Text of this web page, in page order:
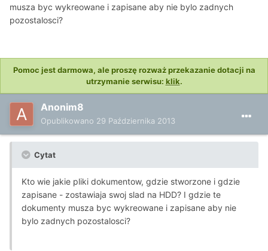
musza byc wykreowane i zapisane aby nie bylo zadnych
pozostalosci?
Pomoc jest darmowa, ale proszę rozważ przekazanie dotacji na
utrzymanie serwisu: klik.
Anonim8
Opublikowano 29 Października 2013
Cytat
Kto wie jakie pliki dokumentow, gdzie stworzone i gdzie
zapisane - zostawiaja swoj slad na HDD? I gdzie te
dokumenty musza byc wykreowane i zapisane aby nie
bylo zadnych pozostalosci?